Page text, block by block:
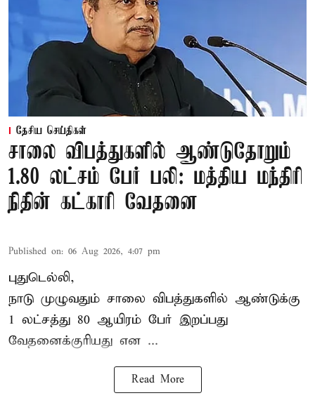
தேசிய செய்திகள்
சாலை விபத்துகளில் ஆண்டுதோறும்
1.80 லட்சம் பேர் பலி: மத்திய மந்திரி
நிதின் கட்காரி வேதனை
Published on: 06 Aug 2026, 4:07 pm
புதுடெல்லி,
நாடு முழுவதும் சாலை விபத்துகளில் ஆண்டுக்கு
1 லட்சத்து 80 ஆயிரம் பேர் இறப்பது
வேதனைக்குரியது என ...
Read More